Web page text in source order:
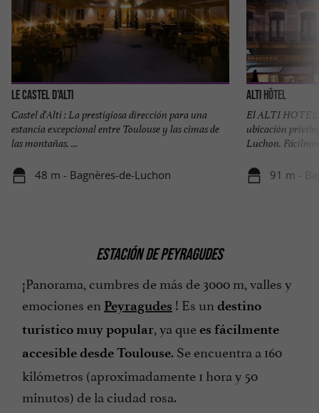
Le Castel d'Alti
Castel d'Alti : La prestigiosa dirección para una
estancia excepcional entre Toulouse y las cimas de
las montañas. ...
48 m - Bagnères-de-Luchon
Alti Hôtel
El ALTI HOTEL
ubicación
Luchon.
91 m -
ESTACIÓN DE PEYRAGUDES
¡Panorama, cumbres de más de 3000 m, valles y
emociones en Peyragudes ! Es un destino
turístico muy popular, ya quees fácilmente
accesible desde Toulouse. Se encuentra a 160
kilómetros (aproximadamente 1 hora y 50
minutos) de la ciudad rosa.